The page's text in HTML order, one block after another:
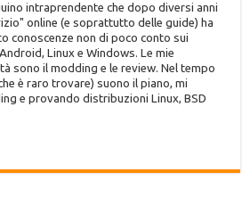
intraprendente che dopo diversi anni
online (e soprattutto delle guide) ha
conoscenze non di poco conto sui
Linux e Windows. Le mie
sono il modding e le review. Nel tempo
è raro trovare) suono il piano, mi
e provando distribuzioni Linux, BSD